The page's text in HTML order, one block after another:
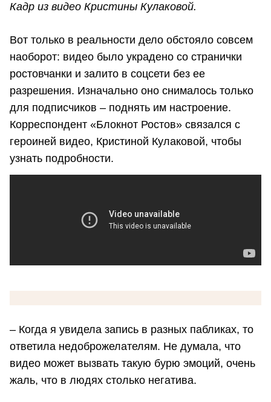
Кадр из видео Кристины Кулаковой.
Вот только в реальности дело обстояло совсем
наоборот: видео было украдено со странички
ростовчанки и залито в соцсети без ее
разрешения. Изначально оно снималось только
для подписчиков – поднять им настроение.
Корреспондент «Блокнот Ростов» связался с
героиней видео, Кристиной Кулаковой, чтобы
узнать подробности.
– Когда я увидела запись в разных пабликах, то
ответила недоброжелателям. Не думала, что
видео может вызвать такую бурю эмоций, очень
жаль, что в людях столько негатива.